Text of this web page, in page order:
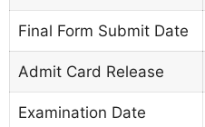
Final Form Submit Date
Admit Card Release
Examination Date